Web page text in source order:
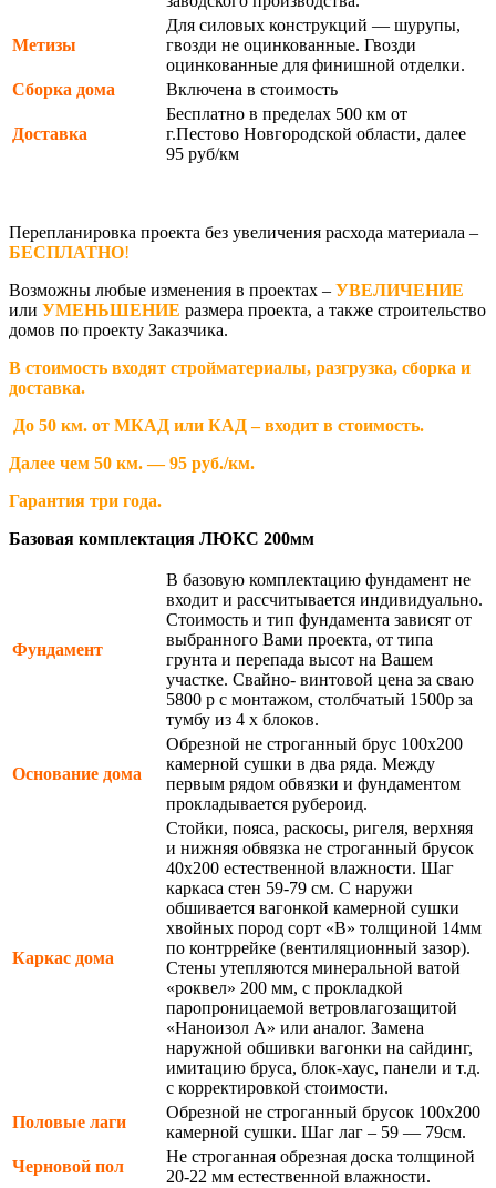
Метизы
Для силовых конструкций — шурупы,
гвозди не оцинкованные. Гвозди
оцинкованные для финишной отделки.
Сборка дома
Включена в стоимость
Доставка
Бесплатно в пределах 500 км от
г.Пестово Новгородской области, далее
95 руб/км
Перепланировка проекта без увеличения расхода материала –
БЕСПЛАТНО!
Возможны любые изменения в проектах – УВЕЛИЧЕНИЕ
или УМЕНЬШЕНИЕ размера проекта, а также строительство
домов по проекту Заказчика.
В стоимость входят стройматериалы, разгрузка, сборка и
доставка.
До 50 км. от МКАД или КАД – входит в стоимость.
Далее чем 50 км. — 95 руб./км.
Гарантия три года.
Базовая комплектация ЛЮКС 200мм
Фундамент
В базовую комплектацию фундамент не
входит и рассчитывается индивидуально.
Стоимость и тип фундамента зависят от
выбранного Вами проекта, от типа
грунта и перепада высот на Вашем
участке. Свайно- винтовой цена за сваю
5800 р с монтажом, столбчатый 1500р за
тумбу из 4 х блоков.
Основание дома
Обрезной не строганный брус 100х200
камерной сушки в два ряда. Между
первым рядом обвязки и фундаментом
прокладывается рубероид.
Каркас дома
Стойки, пояса, раскосы, ригеля, верхняя
и нижняя обвязка не строганный брусок
40х200 естественной влажности. Шаг
каркаса стен 59-79 см. С наружи
обшивается вагонкой камерной сушки
хвойных пород сорт «В» толщиной 14мм
по контррейке (вентиляционный зазор).
Стены утепляются минеральной ватой
«роквел» 200 мм, с прокладкой
паропроницаемой ветровлагозащитой
«Наноизол А» или аналог. Замена
наружной обшивки вагонки на сайдинг,
имитацию бруса, блок-хаус, панели и т.д.
с корректировкой стоимости.
Половые лаги
Обрезной не строганный брусок 100х200
камерной сушки. Шаг лаг – 59 — 79см.
Черновой пол
Не строганная обрезная доска толщиной
20-22 мм естественной влажности.